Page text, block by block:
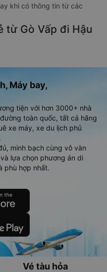
khi có thông tin từ các
từ Gò Vấp đi Hậu
Máy bay,
tiện với hơn 3000+ nhà
toàn quốc, tất cả hãng
xe máy, xe du lịch phủ
minh bạch cùng vô vàn
lựa chọn phương án di
phù hợp nhất.
Vé tàu hỏa